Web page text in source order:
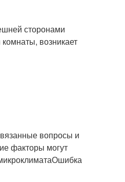
сторонами
возникает
вопросы и
факторы могут